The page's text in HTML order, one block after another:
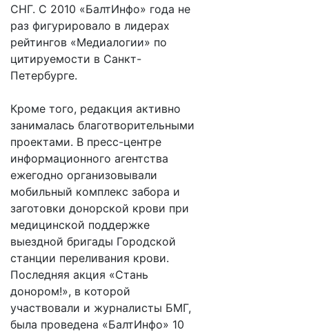
СНГ. С 2010 «БалтИнфо» года не
раз фигурировало в лидерах
рейтингов «Медиалогии» по
цитируемости в Санкт-
Петербурге.
Кроме того, редакция активно
занималась благотворительными
проектами. В пресс-центре
информационного агентства
ежегодно организовывали
мобильный комплекс забора и
заготовки донорской крови при
медицинской поддержке
выездной бригады Городской
станции переливания крови.
Последняя акция «Стань
донором!», в которой
участвовали и журналисты БМГ,
была проведена «БалтИнфо» 10